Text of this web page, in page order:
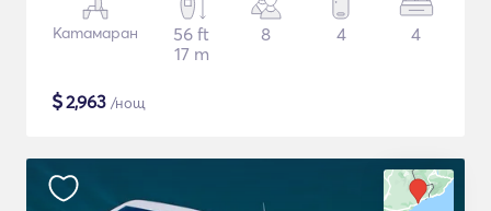
Катамаран
56 ft
17 m
8 4 4
$2,963 /нощ